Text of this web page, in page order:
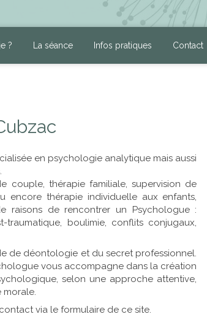
? La séance Infos pratiques Contact
en psychologie analytique mais aussi
couple, thérapie familiale, supervision de
encore thérapie individuelle aux enfants,
raisons de rencontrer un Psychologue :
traumatique, boulimie, conflits conjugaux,
de déontologie et du secret professionnel.
vous accompagne dans la création
selon une approche attentive,
morale.
via le formulaire de ce site.